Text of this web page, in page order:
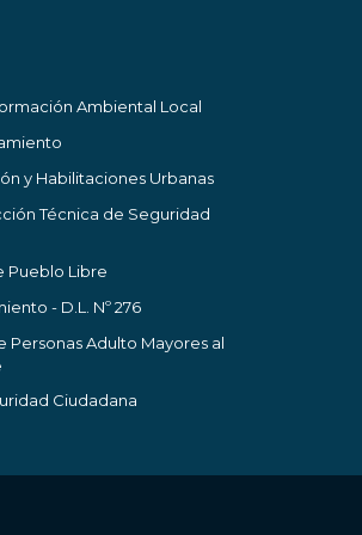
Ambiental Local
y Habilitaciones Urbanas
Técnica de Seguridad
Pueblo Libre
- D.L. Nº 276
Adulto Mayores al
Ciudadana